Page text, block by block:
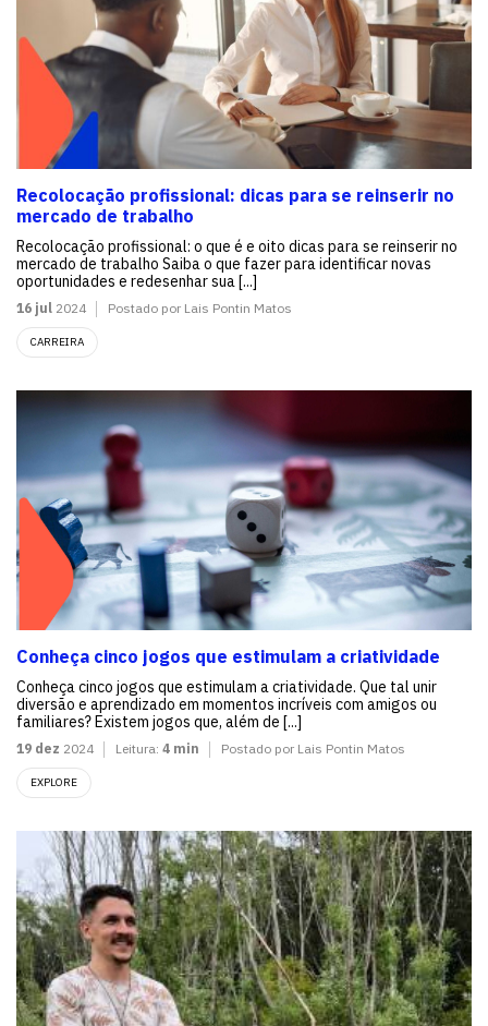
Recolocação profissional: dicas para se reinserir no
mercado de trabalho
Recolocação profissional: o que é e oito dicas para se reinserir no
mercado de trabalho Saiba o que fazer para identificar novas
oportunidades e redesenhar sua [...]
16 jul 2024 Postado por Lais Pontin Matos
CARREIRA
Conheça cinco jogos que estimulam a criatividade
Conheça cinco jogos que estimulam a criatividade. Que tal unir
diversão e aprendizado em momentos incríveis com amigos ou
familiares? Existem jogos que, além de [...]
19 dez 2024 Leitura: 4 min Postado por Lais Pontin Matos
EXPLORE